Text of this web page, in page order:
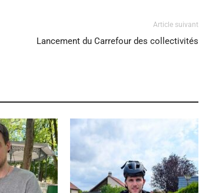
Article suivant
Lancement du Carrefour des collectivités